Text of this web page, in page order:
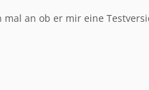
mal an ob er mir eine